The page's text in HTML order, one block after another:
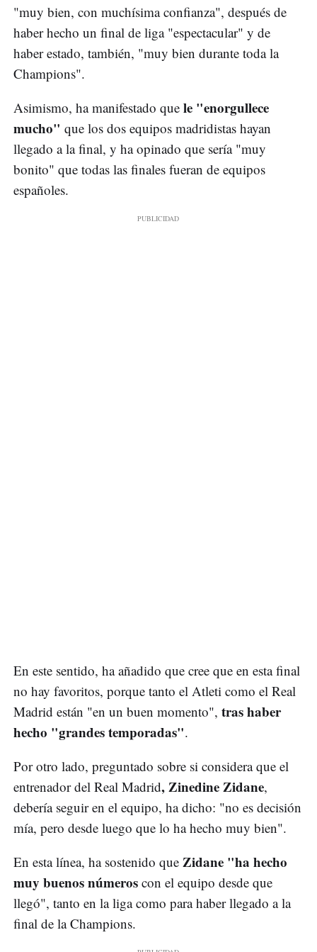
"muy bien, con muchísima confianza", después de
haber hecho un final de liga "espectacular" y de
haber estado, también, "muy bien durante toda la
Champions".
Asimismo, ha manifestado que le "enorgullece
mucho" que los dos equipos madridistas hayan
llegado a la final, y ha opinado que sería "muy
bonito" que todas las finales fueran de equipos
españoles.
En este sentido, ha añadido que cree que en esta final
no hay favoritos, porque tanto el Atleti como el Real
Madrid están "en un buen momento", tras haber
hecho "grandes temporadas".
Por otro lado, preguntado sobre si considera que el
entrenador del Real Madrid, Zinedine Zidane,
debería seguir en el equipo, ha dicho: "no es decisión
mía, pero desde luego que lo ha hecho muy bien".
En esta línea, ha sostenido que Zidane "ha hecho
muy buenos números con el equipo desde que
llegó", tanto en la liga como para haber llegado a la
final de la Champions.